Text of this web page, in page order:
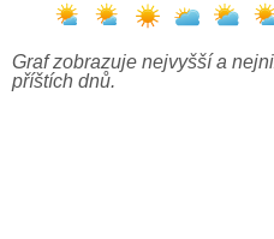
Graf zobrazuje nejvyšší a
příštích dnů.